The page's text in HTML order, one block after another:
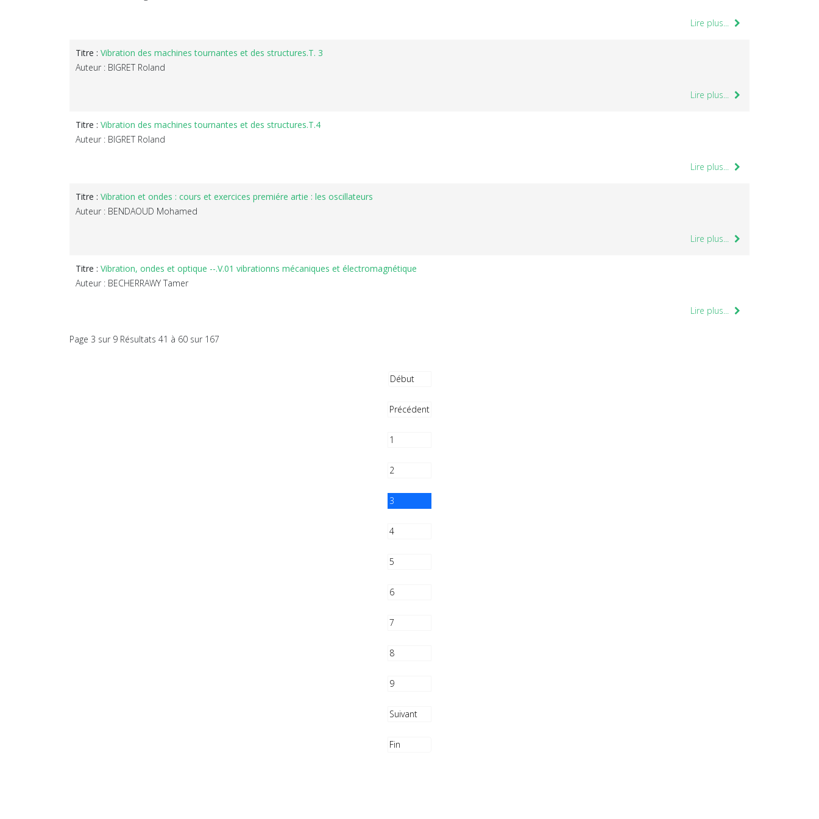
Lire plus...
Titre : Vibration des machines tournantes et des structures.T. 3
Auteur : BIGRET Roland
Lire plus...
Titre : Vibration des machines tournantes et des structures.T.4
Auteur : BIGRET Roland
Lire plus...
Titre : Vibration et ondes : cours et exercices premiére artie : les oscillateurs
Auteur : BENDAOUD Mohamed
Lire plus...
Titre : Vibration, ondes et optique --.V.01 vibrationns mécaniques et électromagnétique
Auteur : BECHERRAWY Tamer
Lire plus...
Page 3 sur 9 Résultats 41 à 60 sur 167
Début
Précédent
1
2
3
4
5
6
7
8
9
Suivant
Fin